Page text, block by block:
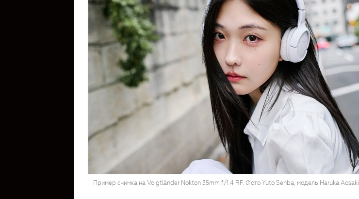
Пример снимка на Voigtländer Nokton 35mm f/1.4 RF. Фото Yuto Senba, модель Haruka Aosaki